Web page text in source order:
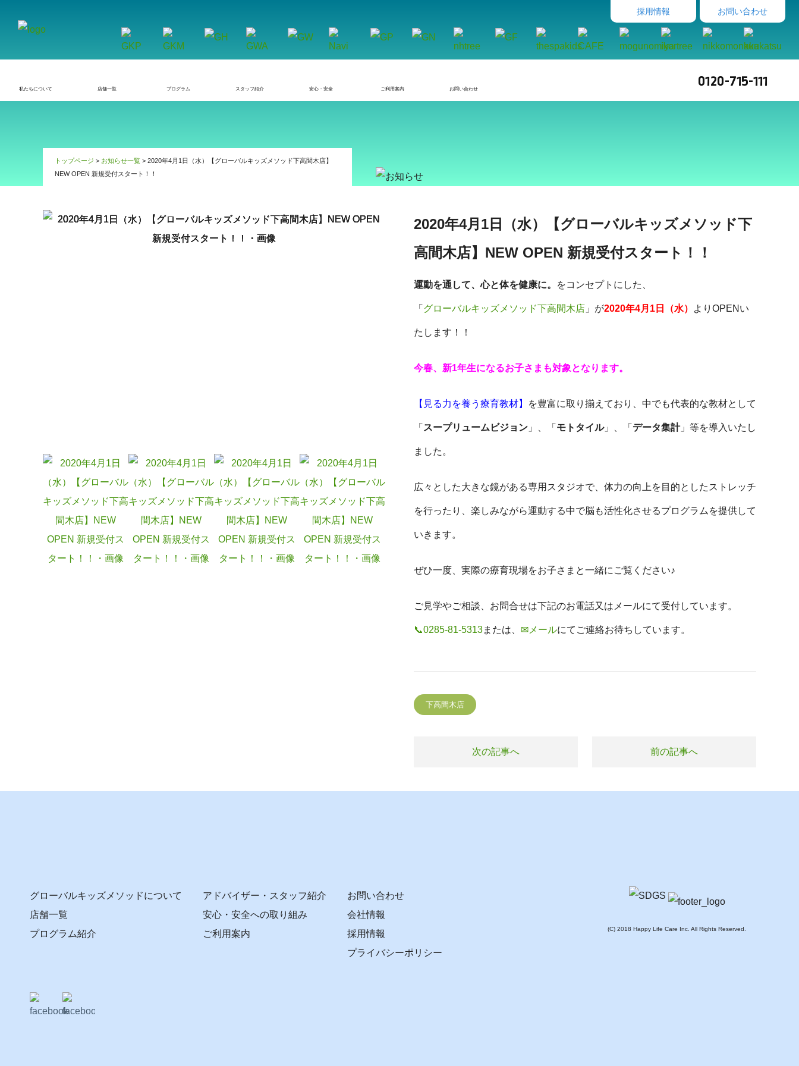
私たちについて 店舗一覧 プログラム スタッフ紹介 安心・安全 ご利用案内 お問い合わせ 0120-715-111
採用情報 お問い合わせ
トップページ > お知らせ一覧 > 2020年4月1日（水）【グローバルキッズメソッド下高間木店】
NEW OPEN 新規受付スタート！！
2020年4月1日（水）【グローバルキッズメソッド下
高間木店】NEW OPEN 新規受付スタート！！
運動を通して、心と体を健康に。 をコンセプトにした、
「 グローバルキッズメソッド下高間木店 」が2020年4月1日（水） よりOPENい
たします！！
今春、新1年生になるお子さまも対象となります。
【見る力を養う療育教材】 を豊富に取り揃えており、中でも代表的な教材として
「 スープリュームビジョン 」、「 モトタイル」、「 データ集計」等を導入いたし
ました。
広々とした大きな鏡がある専用スタジオで、体力の向上を目的としたストレッチ
を行ったり、楽しみながら運動する中で脳も活性化させるプログラムを提供して
いきます。
ぜひ一度、実際の療育現場をお子さまと一緒にご覧ください♪
ご見学やご相談、お問合せは下記のお電話又はメールにて受付しています。
📞0285-81-5313または、 ✉メールにてご連絡お待ちしています。
下高間木店
前の記事へ
次の記事へ
グローバルキッズメソッドについて
店舗一覧
プログラム紹介
アドバイザー・スタッフ紹介
安心・安全への取り組み
ご利用案内
お問い合わせ
会社情報
採用情報
プライバシーポリシー
(C) 2018 Happy Life Care Inc. All Rights Reserved.